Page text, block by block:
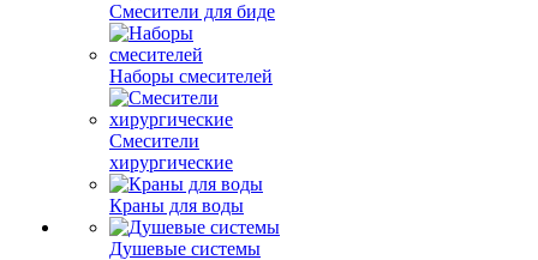
Смесители для биде
Наборы смесителей
Смесители
хирургические
Краны для воды
Душевые системы